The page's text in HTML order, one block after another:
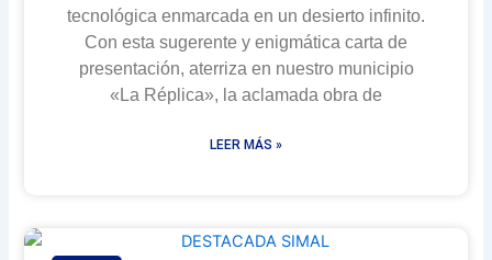
tecnológica enmarcada en un desierto infinito.
Con esta sugerente y enigmática carta de
presentación, aterriza en nuestro municipio
«La Réplica», la aclamada obra de
LEER MÁS »